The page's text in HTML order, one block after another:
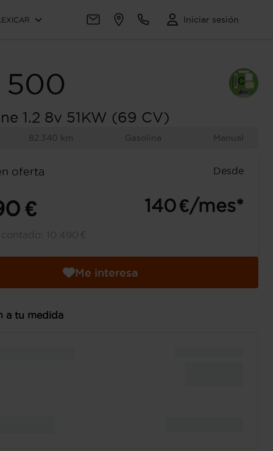
Iniciar sesión
500
1.2 8v 51KW (69 CV)
82.340 km Gasolina Manual
oferta
Desde
€ 140 €/mes*
10.490 €
Me interesa
a tu medida